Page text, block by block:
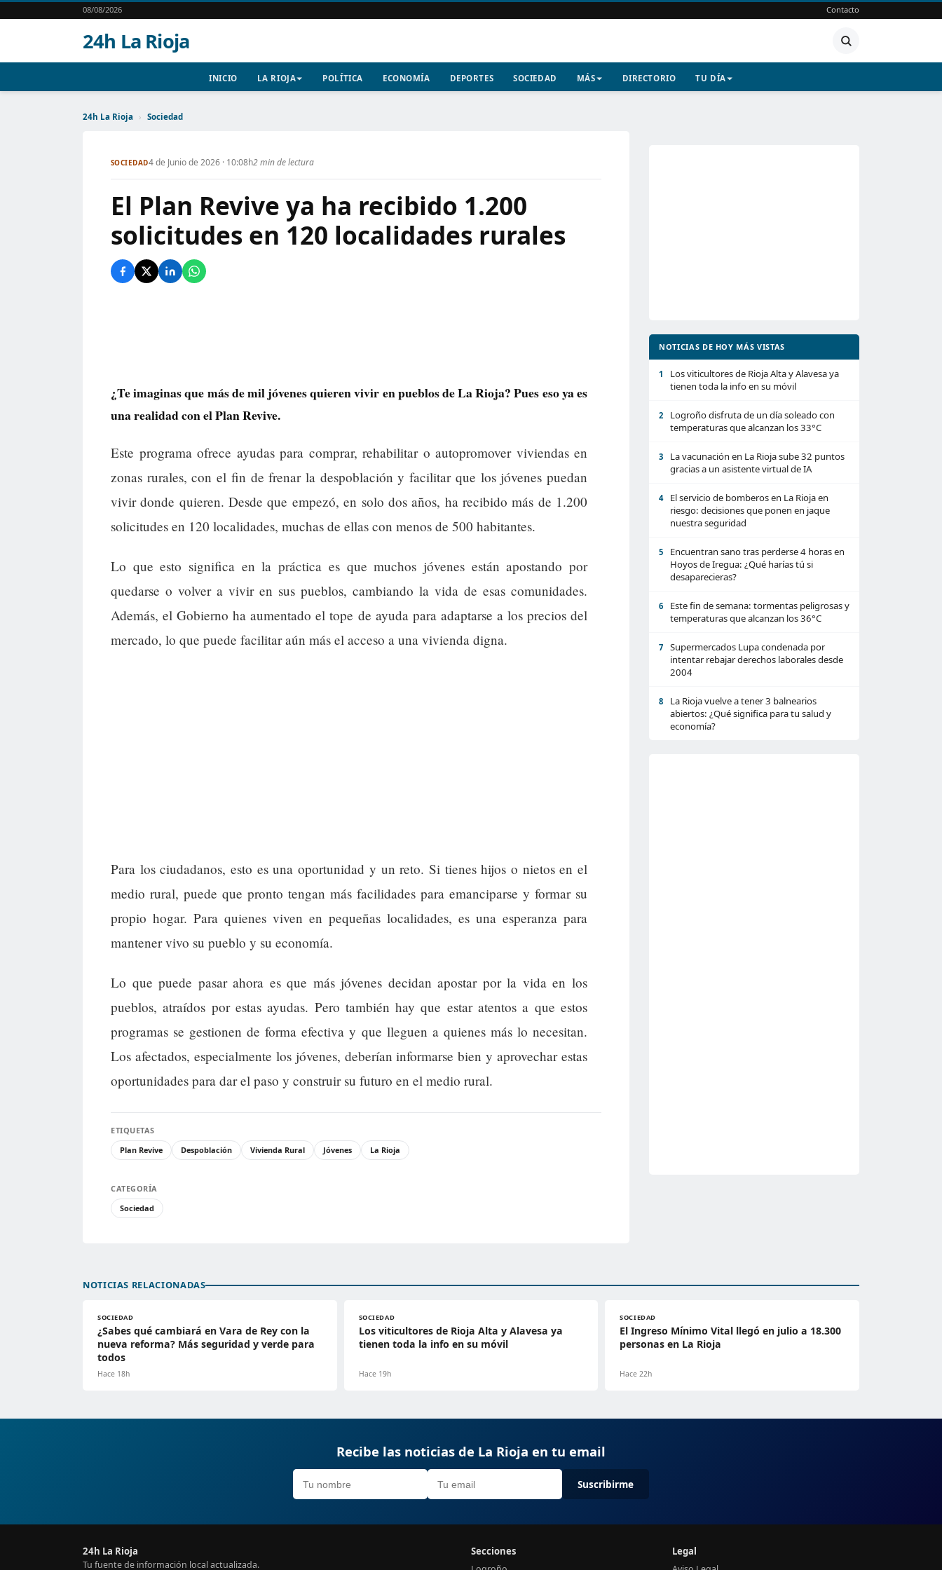
08/08/2026 Contacto
24h La Rioja
INICIO LA RIOJA POLÍTICA ECONOMÍA DEPORTES SOCIEDAD MÁS DIRECTORIO TU DÍA
24h La Rioja › Sociedad
SOCIEDAD4 de Junio de 2026 · 10:08h2 min de lectura
El Plan Revive ya ha recibido 1.200
solicitudes en 120 localidades rurales
¿Te imaginas que más de mil jóvenes quieren vivir en pueblos de La Rioja? Pues eso ya es
una realidad con el Plan Revive.
Este programa ofrece ayudas para comprar, rehabilitar o autopromover viviendas en
zonas rurales, con el fin de frenar la despoblación y facilitar que los jóvenes puedan
vivir donde quieren. Desde que empezó, en solo dos años, ha recibido más de 1.200
solicitudes en 120 localidades, muchas de ellas con menos de 500 habitantes.
Lo que esto significa en la práctica es que muchos jóvenes están apostando por
quedarse o volver a vivir en sus pueblos, cambiando la vida de esas comunidades.
Además, el Gobierno ha aumentado el tope de ayuda para adaptarse a los precios del
mercado, lo que puede facilitar aún más el acceso a una vivienda digna.
Para los ciudadanos, esto es una oportunidad y un reto. Si tienes hijos o nietos en el
medio rural, puede que pronto tengan más facilidades para emanciparse y formar su
propio hogar. Para quienes viven en pequeñas localidades, es una esperanza para
mantener vivo su pueblo y su economía.
Lo que puede pasar ahora es que más jóvenes decidan apostar por la vida en los
pueblos, atraídos por estas ayudas. Pero también hay que estar atentos a que estos
programas se gestionen de forma efectiva y que lleguen a quienes más lo necesitan.
Los afectados, especialmente los jóvenes, deberían informarse bien y aprovechar estas
oportunidades para dar el paso y construir su futuro en el medio rural.
ETIQUETAS
Plan Revive
Despoblación Vivienda Rural Jóvenes La Rioja
CATEGORÍA
Sociedad
NOTICIAS DE HOY MÁS VISTAS
1
Los viticultores de Rioja Alta y Alavesa ya
tienen toda la info en su móvil
2
Logroño disfruta de un día soleado con
temperaturas que alcanzan los 33°C
3
La vacunación en La Rioja sube 32 puntos
gracias a un asistente virtual de IA
4
El servicio de bomberos en La Rioja en
riesgo: decisiones que ponen en jaque
nuestra seguridad
5
Encuentran sano tras perderse 4 horas en
Hoyos de Iregua: ¿Qué harías tú si
desaparecieras?
6
Este fin de semana: tormentas peligrosas y
temperaturas que alcanzan los 36°C
7
Supermercados Lupa condenada por
intentar rebajar derechos laborales desde
2004
8
La Rioja vuelve a tener 3 balnearios
abiertos: ¿Qué significa para tu salud y
economía?
NOTICIAS RELACIONADAS
SOCIEDAD
¿Sabes qué cambiará en Vara de Rey con la
nueva reforma? Más seguridad y verde para
todos
Hace 18h
SOCIEDAD
Los viticultores de Rioja Alta y Alavesa ya
tienen toda la info en su móvil
Hace 19h
SOCIEDAD
El Ingreso Mínimo Vital llegó en julio a 18.300
personas en La Rioja
Hace 22h
Recibe las noticias de La Rioja en tu email
Suscribirme
24h La Rioja
Tu fuente de información local actualizada.
Secciones Legal